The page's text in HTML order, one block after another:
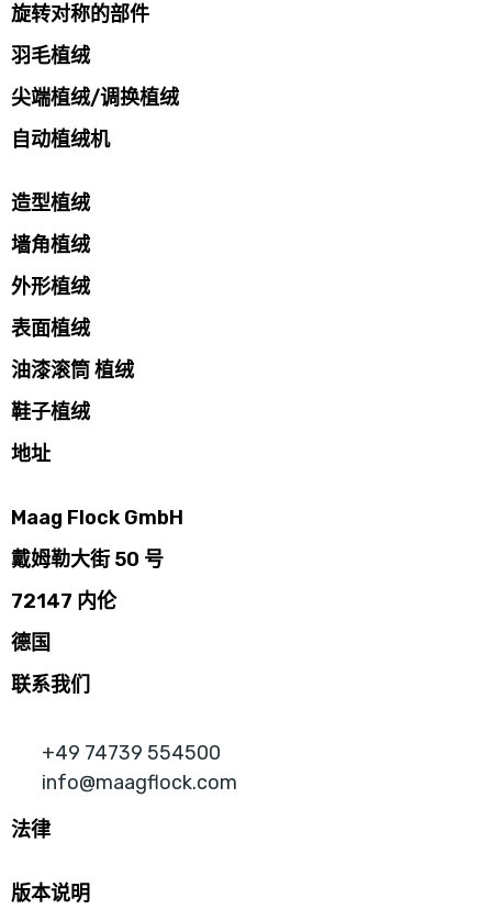
自动植绒机
造型植绒
墙角植绒
外形植绒
表面植绒
油漆滚筒 植绒
鞋子植绒
旋转对称的部件
羽毛植绒
尖端植绒/调换植绒
地址
Maag Flock GmbH
戴姆勒大街 50 号
72147 内伦
德国
联系我们
+49 74739 554500
info@maagflock.com
法律
版本说明